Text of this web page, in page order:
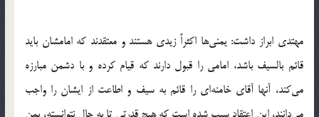
مهتدی ابراز داشت: یمنی‌ها اکثراً زیدی هستند و معتقدند که امامشان باید
قائم بالسیف باشد، امامی را قبول دارند که قیام کرده و با دشمن مبارزه
می‌کند، آنها آقای خامنه‌ای را قائم به سیف و اطاعت از ایشان را واجب